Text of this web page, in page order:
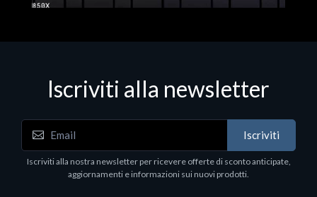
WD_BLACK SN850X NVMe SSD
WDBB9H0020BNC - SSD - 2 TB - interno - M.2
2280 - PCIe 4.0 (NVMe) - dissipatore integrato -
nero
Iscriviti alla newsletter
Iscriviti
Iscriviti alla nostra newsletter per ricevere offerte di sconto anticipate,
aggiornamenti e informazioni sui nuovi prodotti.